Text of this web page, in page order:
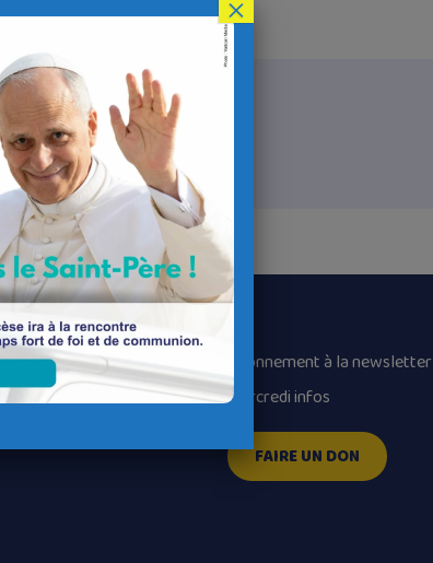
à18h00.
Abonnement à la newsletter
Mercredi infos
FAIRE UN DON
×